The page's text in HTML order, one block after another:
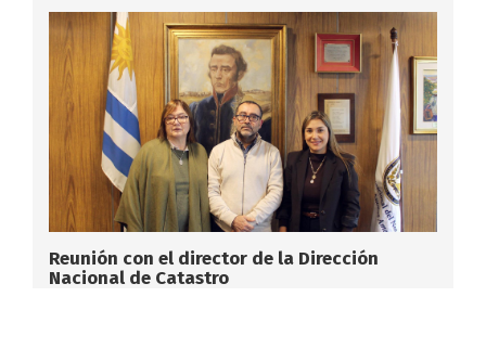
Reunión con el director de la Dirección
Nacional de Catastro